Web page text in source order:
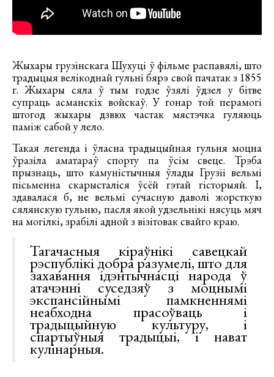
Жыхары грузінскага Шухуці ў фільме распавялі, што
традыцыя велікоднай гульні бярэ свой пачатак з 1855
г. Жыхары сяла ў тым годзе ўзялі ўдзел у бітве
супраць асманскіх войскаў. У гонар той перамогі
штогод жыхары дзвюх частак мястэчка гуляюць
паміж сабой у лело.
Такая легенда і ўласна традыцыйная гульня моцна
ўразіла аматараў спорту па ўсім свеце. Трэба
прызнаць, што камуністычныя ўлады Грузіі вельмі
пісьменна скарысталіся ўсёй гэтай гісторыяй. І,
здавалася б, не вельмі сучасную даволі жорсткую
сялянскую гульню, пасля якой удзельнікі нясуць мяч
на могілкі, зрабілі адной з візітовак свайго краю.
Тагачасныя кіраўнікі савецкай
рэспублікі добра разумелі, што для
захавання ідэнтычнасці народа ў
атачэнні суседзяў з моцнымі
экспансійнымі памкненнямі
неабходна прасоўваць і
традыцыйную культуру, і
спартыўныя традыцыі, і нават
кулінарныя.